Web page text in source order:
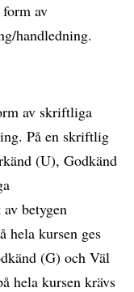
av
handledning.
av skriftliga
På en skriftlig
(U), Godkänd
betygen
hela kursen ges
(G) och Väl
hela kursen krävs